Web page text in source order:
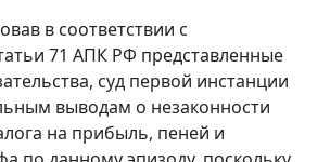
в соответствии с
71 АПК РФ представленные
суд первой инстанции
выводам о незаконности
на прибыль, пеней и